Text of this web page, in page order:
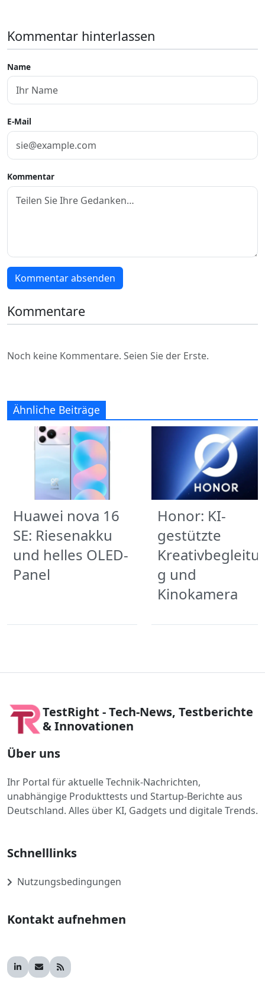
Kommentar hinterlassen
Name
E-Mail
Kommentar
Kommentar absenden
Kommentare
Noch keine Kommentare. Seien Sie der Erste.
Ähnliche Beiträge
Huawei nova 16
SE: Riesenakku
und helles OLED-
Panel
Honor: KI-
gestützte
g und
Kinokamera
TestRight - Tech-News, Testberichte
& Innovationen
Über uns
Ihr Portal für aktuelle Technik-Nachrichten,
unabhängige Produkttests und Startup-Berichte aus
Deutschland. Alles über KI, Gadgets und digitale Trends.
Schnelllinks
Nutzungsbedingungen
Kontakt aufnehmen